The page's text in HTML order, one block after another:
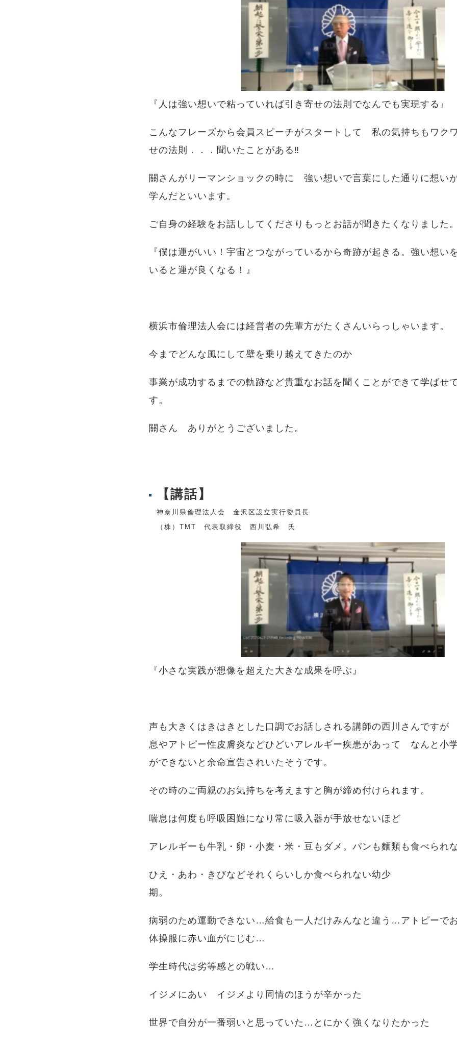
『人は強い想いで粘っていれば引き寄せの法則でなんでも実現する』
こんなフレーズから会員スピーチがスタートして 私の気持ちもワク
せの法則．．．聞いたことがある‼
關さんがリーマンショックの時に 強い想いで言葉にした通りに想い
学んだといいます。
ご自身の経験をお話ししてくださりもっとお話が聞きたくなりました。
『僕は運がいい！宇宙とつながっているから奇跡が起きる。強い想い
いると運が良くなる！』
横浜市倫理法人会には経営者の先輩方がたくさんいらっしゃいます。
今までどんな風にして壁を乗り越えてきたのか
事業が成功するまでの軌跡など貴重なお話を聞くことができて学ばせ
す。
關さん ありがとうございました。
【講話】
神奈川県倫理法人会 金沢区設立実行委員長
（株）TMT 代表取締役 西川弘希 氏
『小さな実践が想像を超えた大きな成果を呼ぶ』
声も大きくはきはきとした口調でお話しされる講師の西川さんです
息やアトピー性皮膚炎などひどいアレルギー疾患があって なんと小
ができないと余命宣告されいたそうです。
その時のご両親のお気持ちを考えますと胸が締め付けられます。
喘息は何度も呼吸困難になり常に吸入器が手放せないほど
アレルギーも牛乳・卵・小麦・米・豆もダメ。パンも麵類も食べられ
ひえ・あわ・きびなどそれくらいしか食べられない幼少
期。
病弱のため運動できない…給食も一人だけみんなと違う…アトピーで
体操服に赤い血がにじむ…
学生時代は劣等感との戦い…
イジメにあい イジメより同情のほうが辛かった
世界で自分が一番弱いと思っていた…とにかく強くなりたかった